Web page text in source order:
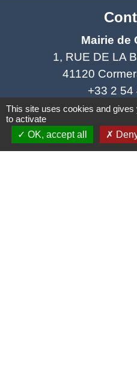
Mairie de
1, RUE DE LA
41120
+33 2 54
Contact
Ouverture de la
This site uses cookies and
to activate
OK, accept all